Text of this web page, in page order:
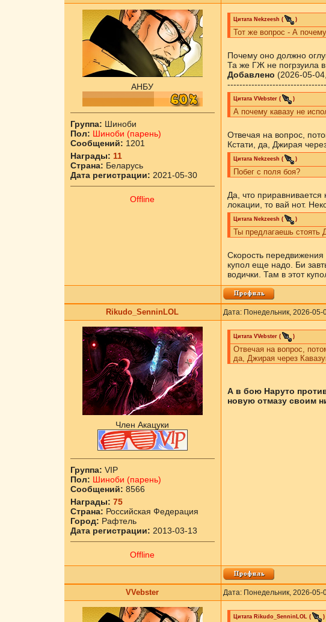
АНБУ
Группа: Шиноби
Пол: Шиноби (парень)
Сообщений: 1201
Награды: 11
Страна: Беларусь
Дата регистрации: 2021-05-30
Offline
Цитата Nekzeesh ( )
Тот же вопрос - А
Почему оно должно
Та же ГЖ не погрзуила
Добавлено (2026-05-
Цитата VVebster( )
А почему кавазу не
Отвечая на вопрос,
Кстати, да, Джирая
Цитата Nekzeesh ( )
Побег с поля боя?
Да, что
локации, то вай нот.
Цитата Nekzeesh ( )
Ты предлагаешь стоять
Скорость передвижения
купол еще надо. Би
водички. Там в этот
Rikudo_SenninLOL Дата: Понедельник, 2026-
Член Акацуки
Группа: VIP
Пол: Шиноби (парень)
Сообщений: 8566
Награды: 75
Страна: Российская Федерация
Город: Рафтель
Дата регистрации: 2013-03-13
Offline
Цитата VVebster( )
Отвечая на вопрос,
да, Джирая через
А в бою Наруто
новую отмазу своим
VVebster Дата: Понедельник, 2026-
Цитата Rikudo_SenninLOL( )